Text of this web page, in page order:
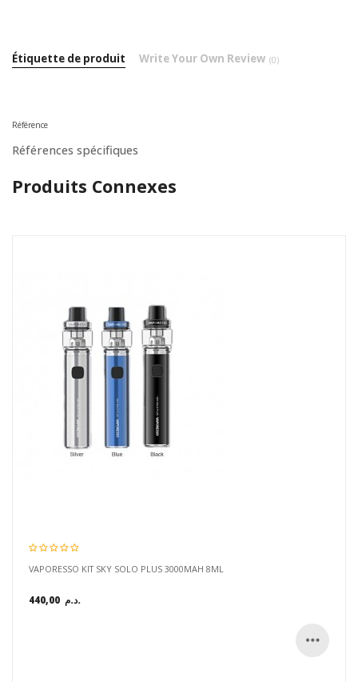
Étiquette de produit Write Your Own Review (0)
Référence
Références spécifiques
Produits Connexes
VAPORESSO KIT SKY SOLO PLUS 3000MAH 8ML
440,00 د.م.